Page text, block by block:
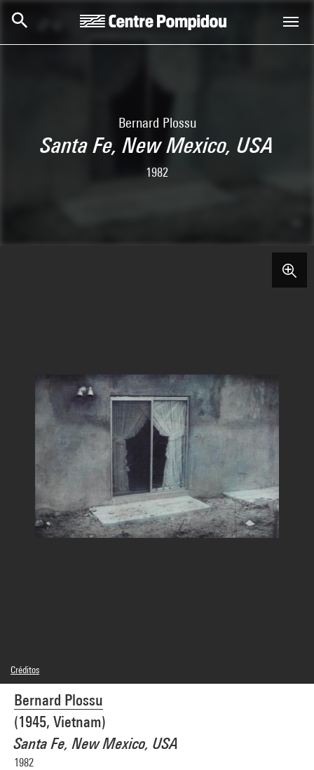
Bernard Plossu
Santa Fe, New Mexico, USA
1982
Bernard Plossu
(1945, Vietnam)
Santa Fe, New Mexico, USA
1982
Créditos
© Bernard Plossu
Créditos fotográficos : Centre Pompidou, MNAM-CCI/Georges Meguerditchian/Dist.
GrandPalaisRmn
Referencia de la imagen : 4N62335
Difusión de la imagen :GrandPalaisRmnPhoto